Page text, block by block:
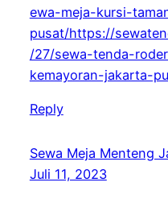
ewa-meja-kursi-
pusat/https://
/27/sewa-tenda-
kemayoran-jakarta-
Reply
Sewa Meja Menteng
Juli 11, 2023